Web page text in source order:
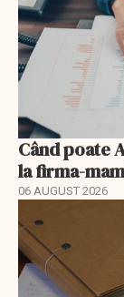
Când poate
la firma-
06 AUGUST 2026